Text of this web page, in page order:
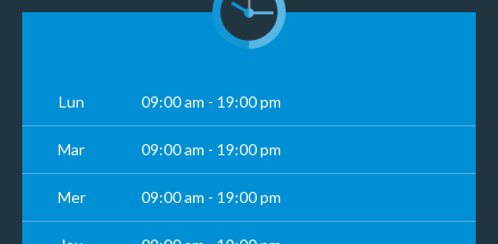
Lun 09:00 am - 19:00 pm
Mar 09:00 am - 19:00 pm
Mer 09:00 am - 19:00 pm